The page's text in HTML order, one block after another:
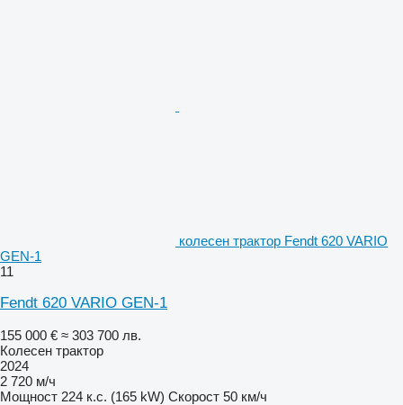
колесен трактор Fendt 620 VARIO
GEN-1
11
Fendt 620 VARIO GEN-1
155 000 € ≈ 303 700 лв.
Колесен трактор
2024
2 720 м/ч
Мощност 224 к.с. (165 kW) Скорост 50 км/ч